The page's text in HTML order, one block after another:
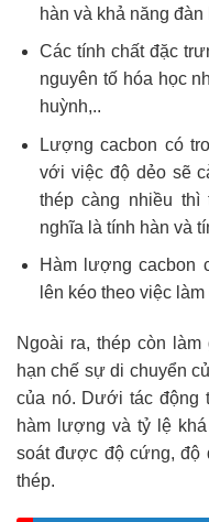
hàn và khả năng đàn
Các tính chất đặc
nguyên tố hóa học
huỳnh,..
Lượng cacbon có
với việc độ dẻo sẽ
thép càng nhiều thì
nghĩa là tính hàn và
Hàm lượng cacbon
lên kéo theo việc
Ngoài ra, thép còn
hạn chế sự di chuyển
của nó. Dưới tác động
hàm lượng và tỷ lệ
soát được độ cứng, độ
thép.